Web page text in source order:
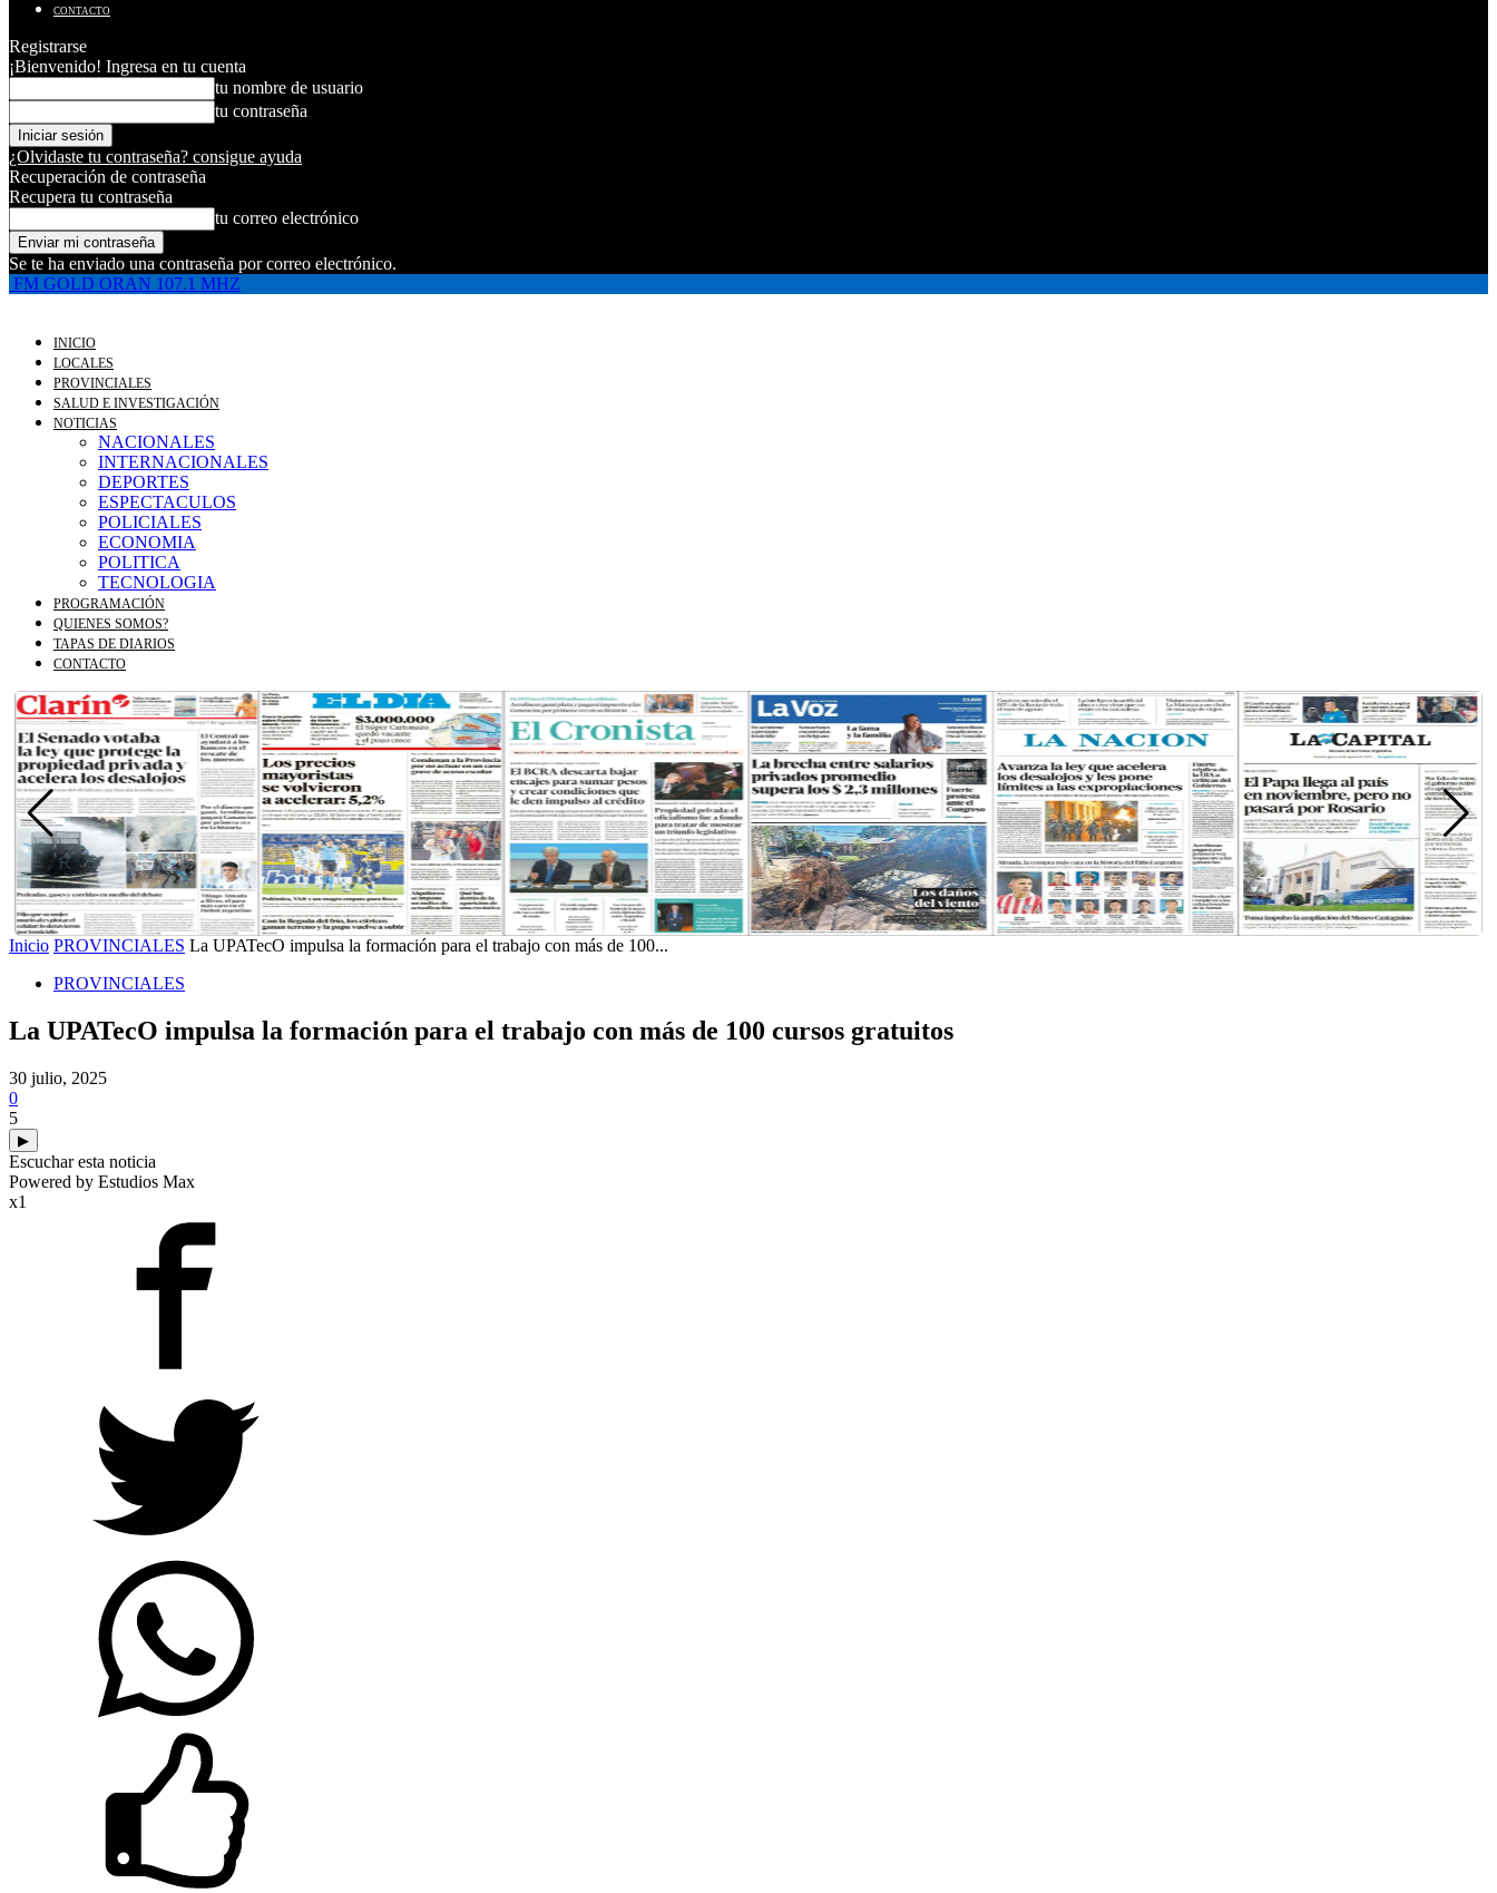
CONTACTO
Registrarse
¡Bienvenido! Ingresa en tu cuenta
tu nombre de usuario
tu contraseña
¿Olvidaste tu contraseña? consigue ayuda
Recuperación de contraseña
Recupera tu contraseña
tu correo electrónico
Se te ha enviado una contraseña por correo electrónico.
FM GOLD ORAN 107.1 MHZ
INICIO
LOCALES
PROVINCIALES
SALUD E INVESTIGACIÓN
NOTICIAS
NACIONALES
INTERNACIONALES
DEPORTES
ESPECTACULOS
POLICIALES
ECONOMIA
POLITICA
TECNOLOGIA
PROGRAMACIÓN
QUIENES SOMOS?
TAPAS DE DIARIOS
CONTACTO
Inicio PROVINCIALES La UPATecO impulsa la formación para el trabajo con más de 100...
PROVINCIALES
La UPATecO impulsa la formación para el trabajo con más de 100 cursos gratuitos
30 julio, 2025
0
5
▶
Escuchar esta noticia
Powered by Estudios Max
x1